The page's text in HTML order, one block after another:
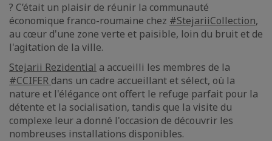
? C’était un plaisir de réunir la communauté
économique franco-roumaine chez #StejariiCollection,
au cœur d'une zone verte et paisible, loin du bruit et de
l'agitation de la ville.
Stejarii Rezidential a accueilli les membres de la
#CCIFERdans un cadre accueillant et sélect, où la
nature et l'élégance ont offert le refuge parfait pour la
détente et la socialisation, tandis que la visite du
complexe leur a donné l'occasion de découvrir les
nombreuses installations disponibles.